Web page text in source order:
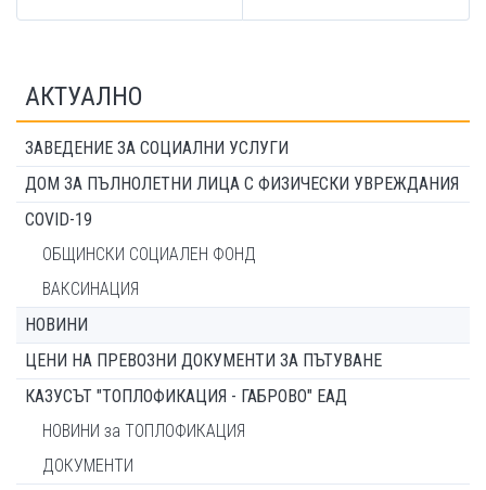
АКТУАЛНО
ЗАВЕДЕНИЕ ЗА СОЦИАЛНИ УСЛУГИ
ДОМ ЗА ПЪЛНОЛЕТНИ ЛИЦА С ФИЗИЧЕСКИ УВРЕЖДАНИЯ
COVID-19
ОБЩИНСКИ СОЦИАЛЕН ФОНД
ВАКСИНАЦИЯ
НОВИНИ
ЦЕНИ НА ПРЕВОЗНИ ДОКУМЕНТИ ЗА ПЪТУВАНЕ
КАЗУСЪТ "ТОПЛОФИКАЦИЯ - ГАБРОВО" ЕАД
НОВИНИ за ТОПЛОФИКАЦИЯ
ДОКУМЕНТИ